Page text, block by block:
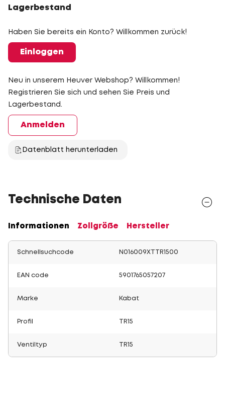
Lagerbestand
Haben Sie bereits ein Konto? Willkommen zurück!
Einloggen
Neu in unserem Heuver Webshop? Willkommen!
Registrieren Sie sich und sehen Sie Preis und
Lagerbestand.
Anmelden
Datenblatt herunterladen
Technische Daten
Informationen Zollgröße Hersteller
Schnellsuchcode N016009XTTR1500
EAN code 5901765057207
Marke Kabat
Profil TR15
Ventiltyp TR15